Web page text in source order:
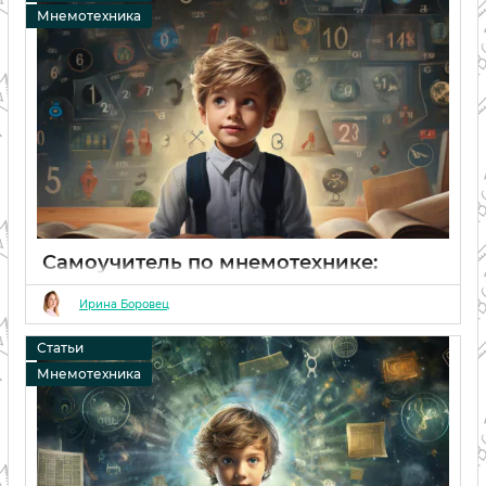
Мнемотехника
Самоучитель по мнемотехнике:
книги, онлайн чтение и запоминание
Ирина Боровец
Статьи
Мнемотехника